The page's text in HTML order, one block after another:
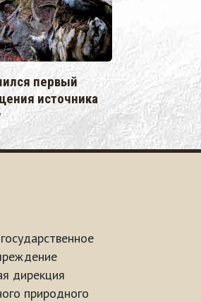
первый
источника
дирекция
природного